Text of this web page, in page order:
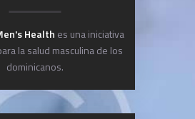
Health es una iniciativa
la salud masculina de los
dominicanos.